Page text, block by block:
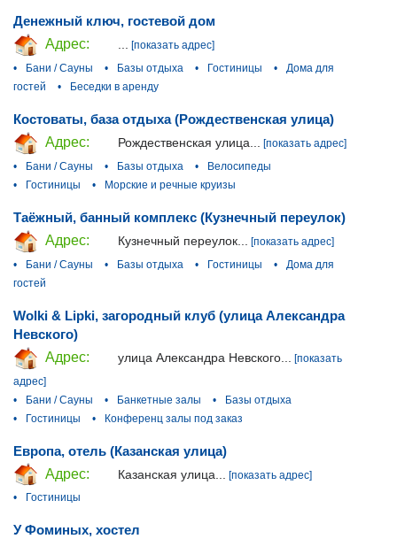
Денежный ключ, гостевой дом
Адрес:
... [показать адрес]
•
Бани / Сауны • Базы отдыха • Гостиницы •
Дома для
гостей
• Беседки в аренду
Костоваты, база отдыха (Рождественская улица)
Адрес:
Рождественская улица... [показать адрес]
•
Бани / Сауны • Базы отдыха •
Велосипеды
•
Гостиницы • Морские и речные круизы
Таёжный, банный комплекс (Кузнечный переулок)
Адрес:
Кузнечный переулок...
[показать адрес]
•
Бани / Сауны • Базы отдыха • Гостиницы •
Дома для
гостей
Wolki & Lipki, загородный клуб (улица Александра
Невского)
Адрес:
улица Александра Невского...
[показать
адрес]
•
Бани / Сауны • Банкетные залы •
Базы отдыха
•
Гостиницы • Конференц залы под заказ
Европа, отель (Казанская улица)
Адрес:
Казанская улица...
[показать адрес]
•
Гостиницы
У Фоминых, хостел